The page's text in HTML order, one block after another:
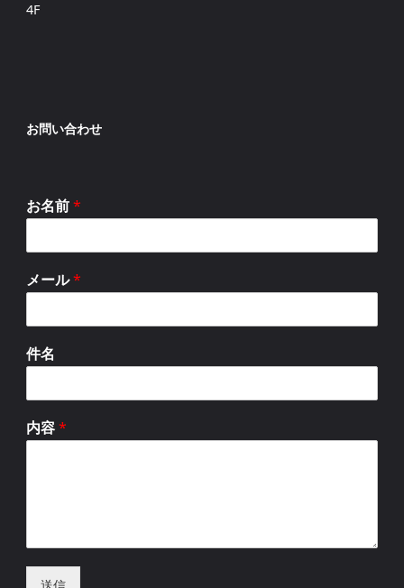
4F
お問い合わせ
お名前*
メール*
件名
内容*